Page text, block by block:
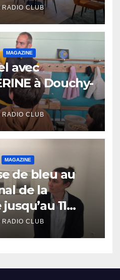
RADIO CLUB
MAGAZINE
avec
à Douchy-
RADIO CLUB
MAGAZINE
de bleu au
de la
11
RADIO CLUB